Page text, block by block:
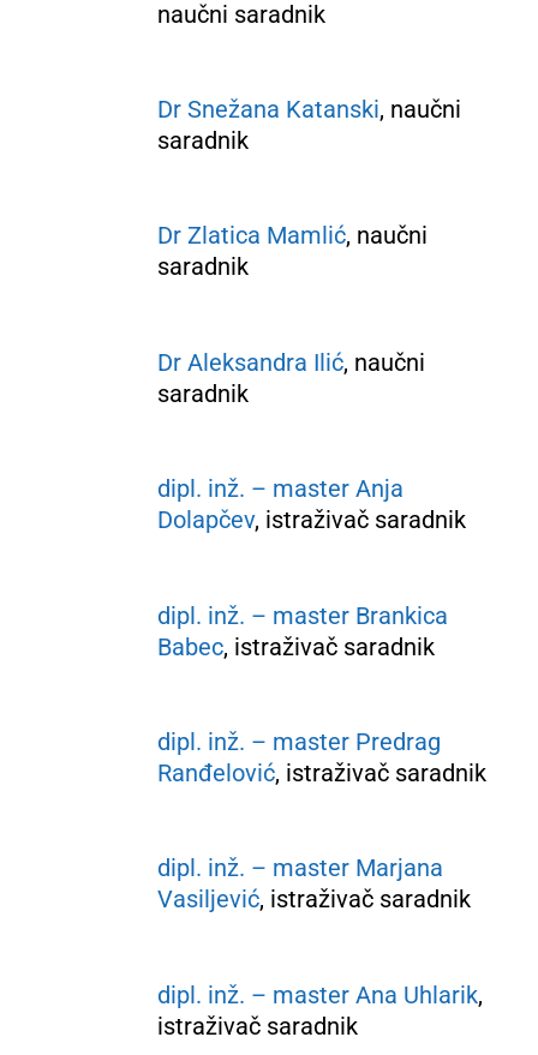
naučni saradnik
Dr Snežana Katanski, naučni
saradnik
Dr Zlatica Mamlić, naučni
saradnik
Dr Aleksandra Ilić, naučni
saradnik
dipl. inž. – master Anja
Dolapčev, istraživač saradnik
dipl. inž. – master Brankica
Babec, istraživač saradnik
dipl. inž. – master Predrag
Ranđelović, istraživač saradnik
dipl. inž. – master Marjana
Vasiljević, istraživač saradnik
dipl. inž. – master Ana Uhlarik,
istraživač saradnik